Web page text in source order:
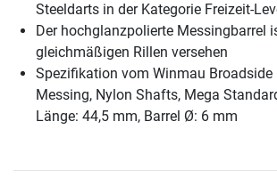
Steeldarts in der Kategorie Freizeit-
Der hochglanzpolierte Messingbarrel
gleichmäßigen Rillen versehen
Spezifikation vom Winmau Broadside
Messing, Nylon Shafts, Mega
Länge: 44,5 mm, Barrel Ø: 6 mm